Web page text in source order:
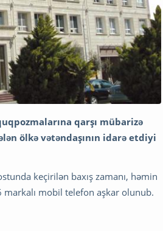
qarşı mübarizə
ölkə vətəndaşının idarə etdiyi
keçirilən baxış zamanı, həmin
markalı mobil telefon aşkar olunub.